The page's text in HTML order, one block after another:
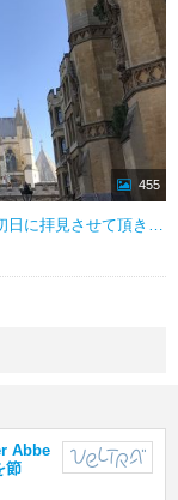
455
初めてのロンドンへの旅行で、観光初日に拝見させて頂きました！ 午後1時頃に入場したのですが、待ち時間なく入場できました。 入場するとオーディオガイドをお借りできる場所があり、日本語に対応していますので、見学コースはわか
Abbe
節